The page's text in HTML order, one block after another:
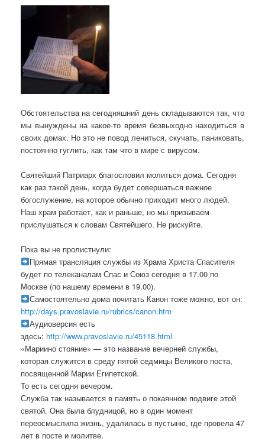
Обстоятельства на сегодняшний день складываются так, что
мы вынуждены на какое-то время безвыходно находиться в
своих домах. Но это не повод лениться, скучать, паниковать,
постоянно гуглить, как там что в мире с вирусом.
Святейший Патриарх благословил молиться дома. Сегодня
как раз такой день, когда будет совершаться важное
богослужение, на которое обычно приходит много людей.
Наш храм работает, как и раньше, но мы призываем
прислушаться к словам Святейшего. Не рискуйте.
Пока вы не пролистнули:
Прямая трансляция службы из Храма Христа Спасителя
будет по телеканалам Спас и Союз сегодня в 17.00 по
Москве (по нашему времени в 19.00).
Самостоятельно дома почитать Канон тоже можно, вот он:
http://days.pravoslavie.ru/rubrics/canon.htm
Аудиоверсия есть
здесь: http://www.pravoslavie.ru/45118.html
«Мариино стояние» — это название вечерней службы,
которая служится в среду пятой седмицы Великого поста,
посвященной Марии Египетской.
То есть сегодня вечером.
Служба так называется в память о покаянном подвиге этой
святой. Она была блудницой, но в один момент
переосмыслила жизнь, удалилась в пустыню, где провела 47
лет в посте и молитве.